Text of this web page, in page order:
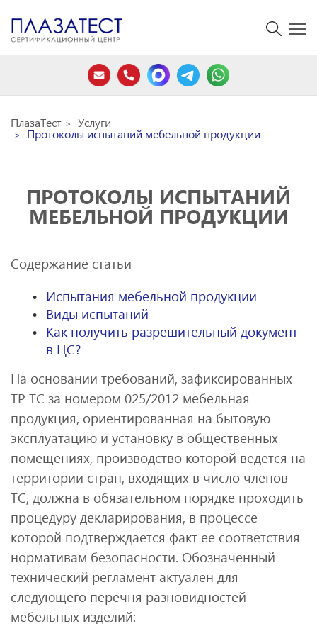
ПлазаТест Услуги
Протоколы испытаний мебельной продукции
ПРОТОКОЛЫ ИСПЫТАНИЙ
МЕБЕЛЬНОЙ ПРОДУКЦИИ
Содержание статьи
Испытания мебельной продукции
Виды испытаний
Как получить разрешительный документ
в ЦС?
На основании требований, зафиксированных
ТР ТС за номером 025/2012 мебельная
продукция, ориентированная на бытовую
эксплуатацию и установку в общественных
помещениях, производство которой ведется на
территории стран, входящих в число членов
ТС, должна в обязательном порядке проходить
процедуру декларирования, в процессе
которой подтверждается факт ее соответствия
нормативам безопасности. Обозначенный
технический регламент актуален для
следующего перечня разновидностей
мебельных изделий: